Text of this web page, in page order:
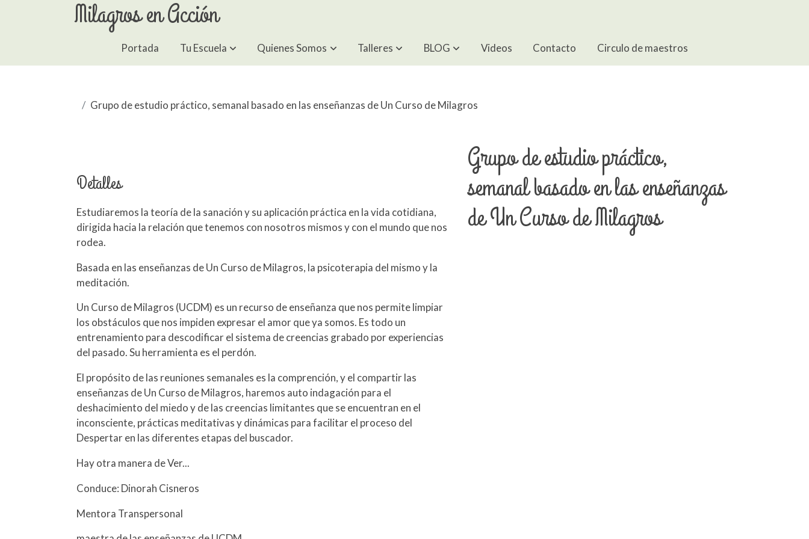
Milagros en Acción
Portada Tu Escuela Quienes Somos Talleres BLOG Videos Contacto Circulo de maestros
Grupo de estudio práctico, semanal basado en las enseñanzas de Un Curso de Milagros
Detalles
Estudiaremos la teoría de la sanación y su aplicación práctica en la vida cotidiana,
dirigida hacia la relación que tenemos con nosotros mismos y con el mundo que nos
rodea.
Basada en las enseñanzas de Un Curso de Milagros, la psicoterapia del mismo y la
meditación.
Un Curso de Milagros (UCDM) es un recurso de enseñanza que nos permite limpiar
los obstáculos que nos impiden expresar el amor que ya somos. Es todo un
entrenamiento para descodificar el sistema de creencias grabado por experiencias
del pasado. Su herramienta es el perdón.
El propósito de las reuniones semanales es la comprención, y el compartir las
enseñanzas de Un Curso de Milagros, haremos auto indagación para el
deshacimiento del miedo y de las creencias limitantes que se encuentran en el
inconsciente, prácticas meditativas y dinámicas para facilitar el proceso del
Despertar en las diferentes etapas del buscador.
Hay otra manera de Ver...
Conduce: Dinorah Cisneros
Mentora Transpersonal
Grupo de estudio práctico,
semanal basado en las enseñanzas
de Un Curso de Milagros